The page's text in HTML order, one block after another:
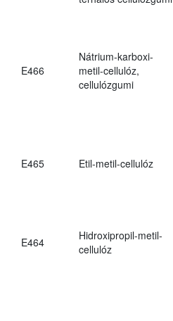
E466
Nátrium-karboxi-
metil-cellulóz,
cellulózgumi
E465 Etil-metil-cellulóz
E464
Hidroxipropil-metil-
cellulóz